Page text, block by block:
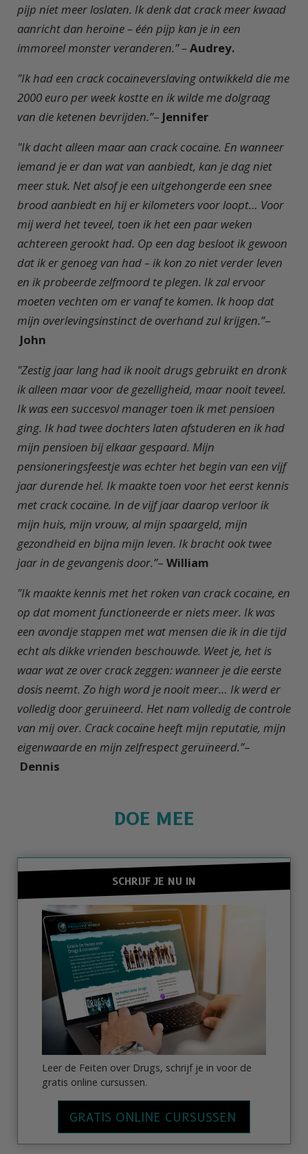
pijp niet meer loslaten. Ik denk dat crack meer kwaad
aanricht dan heroïne – één pijp kan je in een
immoreel monster veranderen.” –Audrey.
"Ik had een crack cocaïneverslaving ontwikkeld die me
2000 euro per week kostte en ik wilde me dolgraag
van die ketenen bevrijden.”– Jennifer
"Ik dacht alleen maar aan crack cocaïne. En wanneer
iemand je er dan wat van aanbiedt, kan je dag niet
meer stuk. Net alsof je een uitgehongerde een snee
brood aanbiedt en hij er kilometers voor loopt… Voor
mij werd het teveel, toen ik het een paar weken
achtereen gerookt had. Op een dag besloot ik gewoon
dat ik er genoeg van had – ik kon zo niet verder leven
en ik probeerde zelfmoord te plegen. Ik zal ervoor
moeten vechten om er vanaf te komen. Ik hoop dat
mijn overlevingsinstinct de overhand zul krijgen.”–
John
"Zestig jaar lang had ik nooit drugs gebruikt en dronk
ik alleen maar voor de gezelligheid, maar nooit teveel.
Ik was een succesvol manager toen ik met pensioen
ging. Ik had twee dochters laten afstuderen en ik had
mijn pensioen bij elkaar gespaard. Mijn
pensioneringsfeestje was echter het begin van een vijf
jaar durende hel. Ik maakte toen voor het eerst kennis
met crack cocaïne. In de vijf jaar daarop verloor ik
mijn huis, mijn vrouw, al mijn spaargeld, mijn
gezondheid en bijna mijn leven. Ik bracht ook twee
jaar in de gevangenis door.”– William
"Ik maakte kennis met het roken van crack cocaïne, en
op dat moment functioneerde er niets meer. Ik was
een avondje stappen met wat mensen die ik in die tijd
echt als dikke vrienden beschouwde. Weet je, het is
waar wat ze over crack zeggen: wanneer je die eerste
dosis neemt. Zo high word je nooit meer… Ik werd er
volledig door geruïneerd. Het nam volledig de controle
van mij over. Crack cocaïne heeft mijn reputatie, mijn
eigenwaarde en mijn zelfrespect geruïneerd.”–
Dennis
DOE MEE
SCHRIJF JE NU IN
Leer de Feiten over Drugs, schrijf je in voor de
gratis online cursussen.
GRATIS ONLINE CURSUSSEN